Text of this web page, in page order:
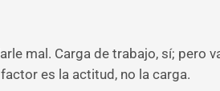
mal. Carga de trabajo, sí; pero
es la actitud, no la carga.